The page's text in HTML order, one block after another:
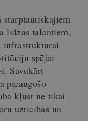
līdzās talantiem,
infrastruktūrai
spējai
Savukārt
pieaugošo
kļūst ne tikai
uzticības un